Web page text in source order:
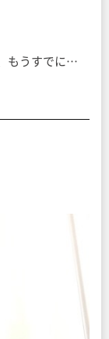
もうすでに…